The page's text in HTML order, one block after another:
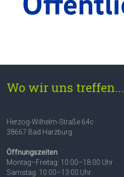
Wo wir uns treffen...
Herzog-Wilhelm-Straße 64c
38667 Bad Harzburg
Öffnungszeiten
Montag–Freitag: 10:00–18:00 Uhr
Samstag: 10:00–13:00 Uhr